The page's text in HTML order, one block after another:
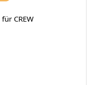
CREW